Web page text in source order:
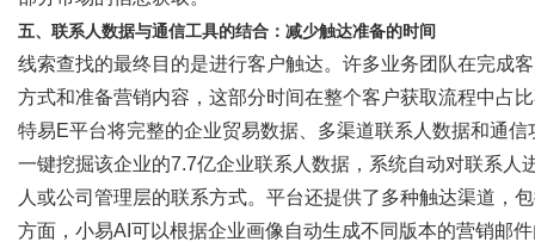
五、联系人数据与通信工具的结合：减少触达准备的时间
线索查找的最终目的是进行客户触达。许多业务团队在完成
方式和准备营销内容，这部分时间在整个客户获取流程中占
特易E平台将完整的企业贸易数据、多渠道联系人数据和通
一键挖掘该企业的7.7亿企业联系人数据，系统自动对联系
人或公司管理层的联系方式。平台还提供了多种触达渠道，
方面，小易AI可以根据企业画像自动生成不同版本的营销邮